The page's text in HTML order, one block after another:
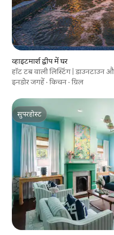
व्हाइटमार्श द्वीप में घर
हॉट टब वाली लिस्टिंग | डाउनटाउन
इनडोर जगहें ·किचन ·ग्रिल
सुपरहोस्ट
सुपरहोस्ट